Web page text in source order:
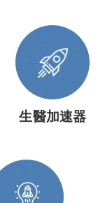
生醫加速器